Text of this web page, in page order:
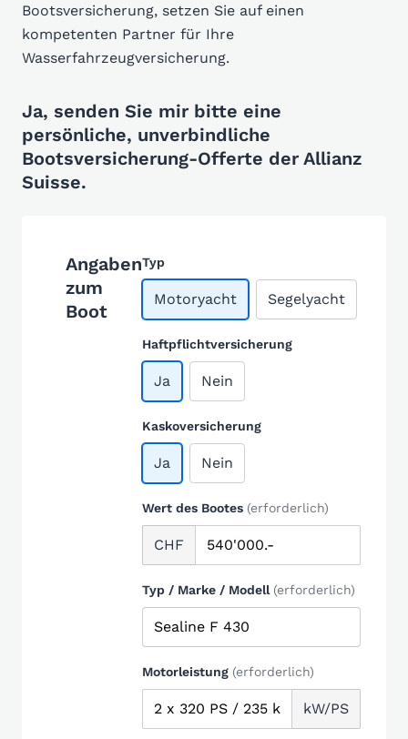
Bootsversicherung, setzen Sie auf einen
kompetenten Partner für Ihre
Wasserfahrzeugversicherung.
Ja, senden Sie mir bitte eine
persönliche, unverbindliche
Bootsversicherung-Offerte der Allianz
Suisse.
Angaben
zum
Boot
Typ
Motoryacht Segelyacht
Haftpflichtversicherung
Ja Nein
Kaskoversicherung
Ja Nein
Wert des Bootes (erforderlich)
CHF
Typ / Marke / Modell (erforderlich)
Motorleistung (erforderlich)
kW/PS